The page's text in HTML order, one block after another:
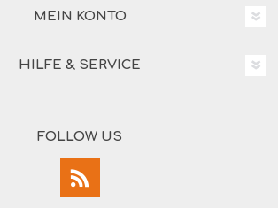
MEIN KONTO
HILFE & SERVICE
FOLLOW US